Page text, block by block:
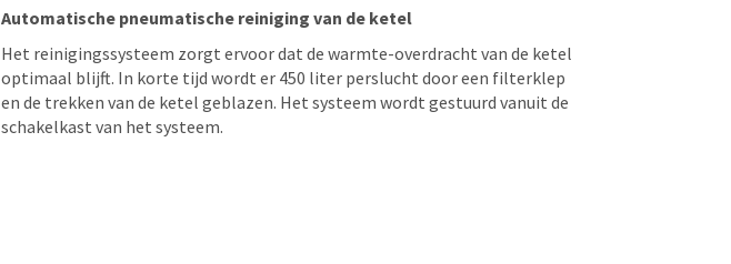
Automatische pneumatische reiniging van de ketel
Het reinigingssysteem zorgt ervoor dat de warmte-overdracht van de ketel
optimaal blijft. In korte tijd wordt er 450 liter perslucht door een filterklep
en de trekken van de ketel geblazen. Het systeem wordt gestuurd vanuit de
schakelkast van het systeem.